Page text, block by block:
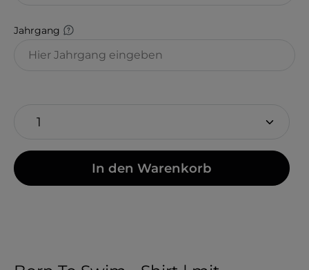
Jahrgang
In den Warenkorb